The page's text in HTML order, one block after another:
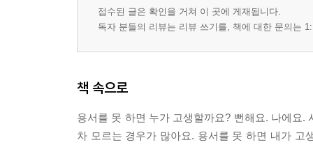
접수된 글은 확인을 거쳐 이 곳에 게재됩니다.
독자 분들의 리뷰는 리뷰 쓰기를, 책에 대한 문의는
책 속으로
용서를 못 하면 누가 고생할까요? 뻔해요. 나에요
차 모르는 경우가 많아요. 용서를 못 하면 내가 고